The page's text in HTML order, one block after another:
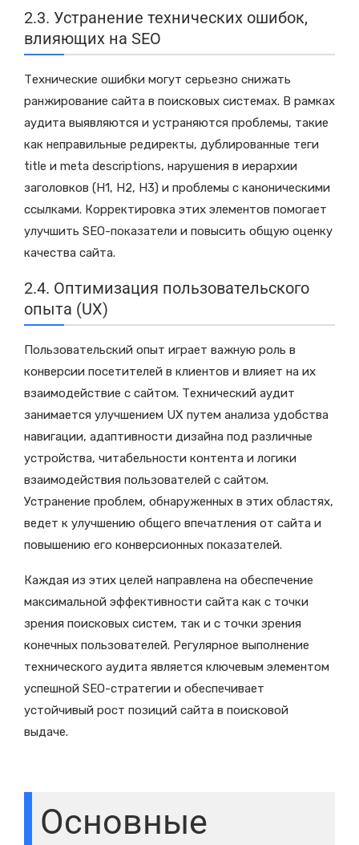
2.3. Устранение технических ошибок,
влияющих на SEO
Технические ошибки могут серьезно снижать
ранжирование сайта в поисковых системах. В рамках
аудита выявляются и устраняются проблемы, такие
как неправильные редиректы, дублированные теги
title и meta descriptions, нарушения в иерархии
заголовков (H1, H2, H3) и проблемы с каноническими
ссылками. Корректировка этих элементов помогает
улучшить SEO-показатели и повысить общую оценку
качества сайта.
2.4. Оптимизация пользовательского
опыта (UX)
Пользовательский опыт играет важную роль в
конверсии посетителей в клиентов и влияет на их
взаимодействие с сайтом. Технический аудит
занимается улучшением UX путем анализа удобства
навигации, адаптивности дизайна под различные
устройства, читабельности контента и логики
взаимодействия пользователей с сайтом.
Устранение проблем, обнаруженных в этих областях,
ведет к улучшению общего впечатления от сайта и
повышению его конверсионных показателей.
Каждая из этих целей направлена на обеспечение
максимальной эффективности сайта как с точки
зрения поисковых систем, так и с точки зрения
конечных пользователей. Регулярное выполнение
технического аудита является ключевым элементом
успешной SEO-стратегии и обеспечивает
устойчивый рост позиций сайта в поисковой
выдаче.
Основные